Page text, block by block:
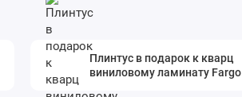
Плинтус в подарок к кварц
виниловому ламинату Fargo